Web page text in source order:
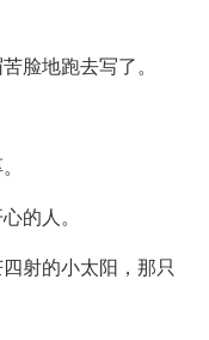
脸地跑去写了。
的人。
射的小太阳，那只